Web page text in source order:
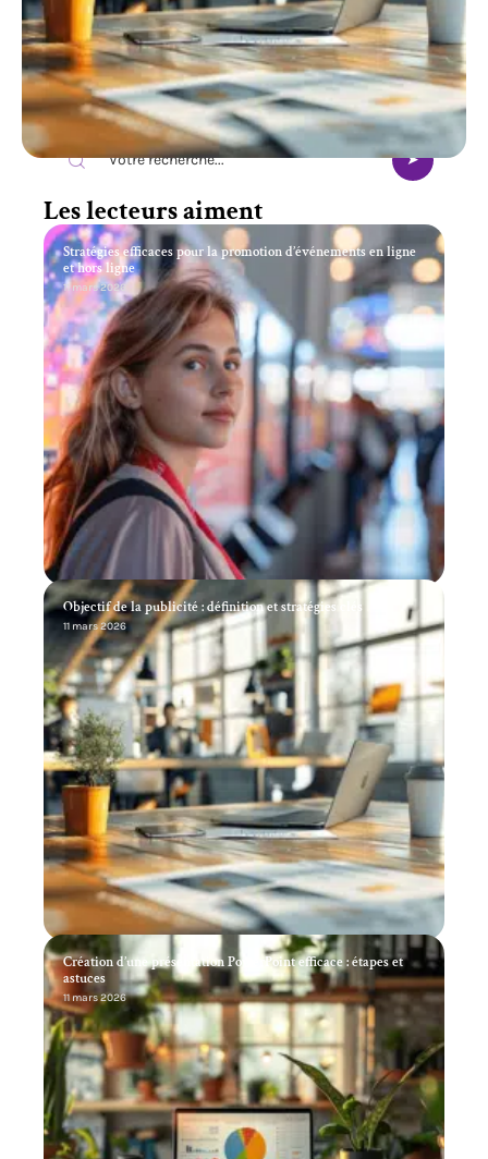
Recherche
Les lecteurs aiment
Stratégies efficaces pour la promotion d’événements en ligne
et hors ligne
11 mars 2026
Objectif de la publicité : définition et stratégies clés
11 mars 2026
Création d’une présentation PowerPoint efficace : étapes et
astuces
11 mars 2026